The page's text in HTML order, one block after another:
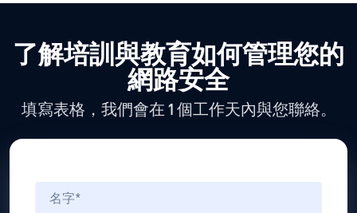
了解培訓與教育如何管理您的
網路安全
填寫表格，我們會在 1 個工作天內與您聯絡。